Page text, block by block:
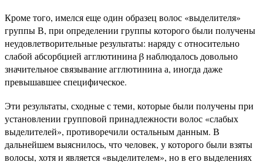
Кроме того, имелся еще один образец волос «выделителя»
группы В, при определении группы которого были получены
неудовлетворительные результаты: наряду с относительно
слабой абсорбцией агглютинина β наблюдалось довольно
значительное связывание агглютинина а, иногда даже
превышавшее специфическое.
Эти результаты, сходные с теми, которые были получены при
установлении групповой принадлежности волос «слабых
выделителей», противоречили остальным данным. В
дальнейшем выяснилось, что человек, у которого были взяты
волосы, хотя и является «выделителем», но в его выделениях